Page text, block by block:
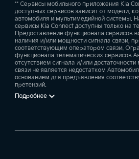
** Сервисы мобильного приложения Kia
доступных сервисов зависит от модели,
автомобиля и мультимедийной системы.
сервисы Kia Connect доступны только на
Предоставление функционала сервисов
наличия и/или мощности сигнала связи,
соответствующим оператором связи.
функционала телематических сервисов
отсутствием сигнала и/или
связи не является недостатком
основанием для предъявления
претензий.
Подробнее